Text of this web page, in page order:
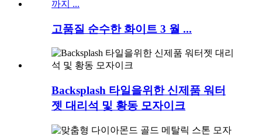
고품질 순수한 화이트 3 월 ...
Backsplash 타일을위한 신제품 워터
젯 대리석 및 황동 모자이크